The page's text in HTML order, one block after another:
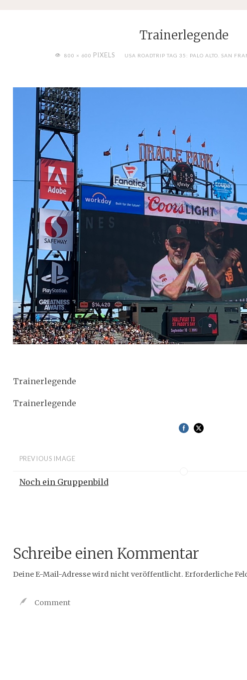
Trainerlegende
FULL800 × 600 PIXELS USA ROADTRIP TAG 35: PALO ALTO. SAN
Trainerlegende
Trainerlegende
PREVIOUS IMAGE
Noch ein Gruppenbild
Schreibe einen Kommentar
Deine E-Mail-Adresse wird nicht veröffentlicht. Erforderliche